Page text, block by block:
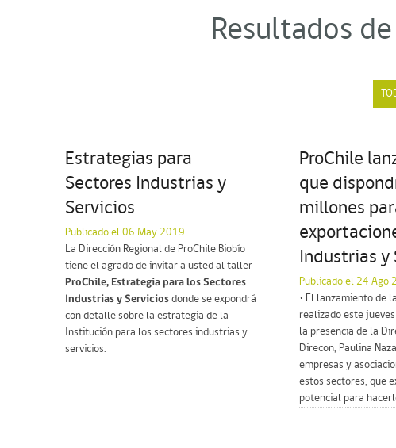
Resultados
Estrategias para
Sectores Industrias y
Servicios
Publicado el 06 May 2019
La Dirección Regional de ProChile Biobío
tiene el agrado de invitar a usted al taller
ProChile, Estrategia para los Sectores
Industrias y Servicios donde se expondrá
con detalle sobre la estrategia de la
Institución para los sectores industrias y
servicios.
ProChile
que
millones
Industrias y
Publicado el 24 Ago
• El lanzamiento de
realizado este
la presencia de la
Direcon, Paulina
empresas y
estos sectores, que
potencial para